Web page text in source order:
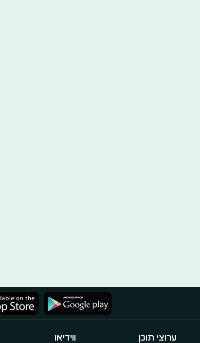
ערוצי תוכן ווידיאו